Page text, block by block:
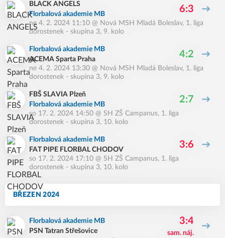
BLACK ANGELS
Florbalová akademie MB
6:3
ne 4. 2. 2024 11:10 @ Nová MSH Mladá Boleslav, 1. liga
dorostenek - skupina 3, 9. kolo
Florbalová akademie MB
ACEMA Sparta Praha
4:2
ne 4. 2. 2024 13:30 @ Nová MSH Mladá Boleslav, 1. liga
dorostenek - skupina 3, 9. kolo
FBŠ SLAVIA Plzeň
Florbalová akademie MB
2:7
so 17. 2. 2024 14:50 @ SH ZŠ Campanus, 1. liga
dorostenek - skupina 3, 10. kolo
Florbalová akademie MB
FAT PIPE FLORBAL CHODOV
3:6
so 17. 2. 2024 17:10 @ SH ZŠ Campanus, 1. liga
dorostenek - skupina 3, 10. kolo
BŘEZEN 2024
Florbalová akademie MB
PSN Tatran Střešovice
3:4
sam. náj.